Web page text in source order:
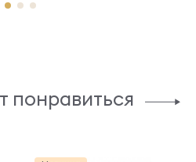
понравиться